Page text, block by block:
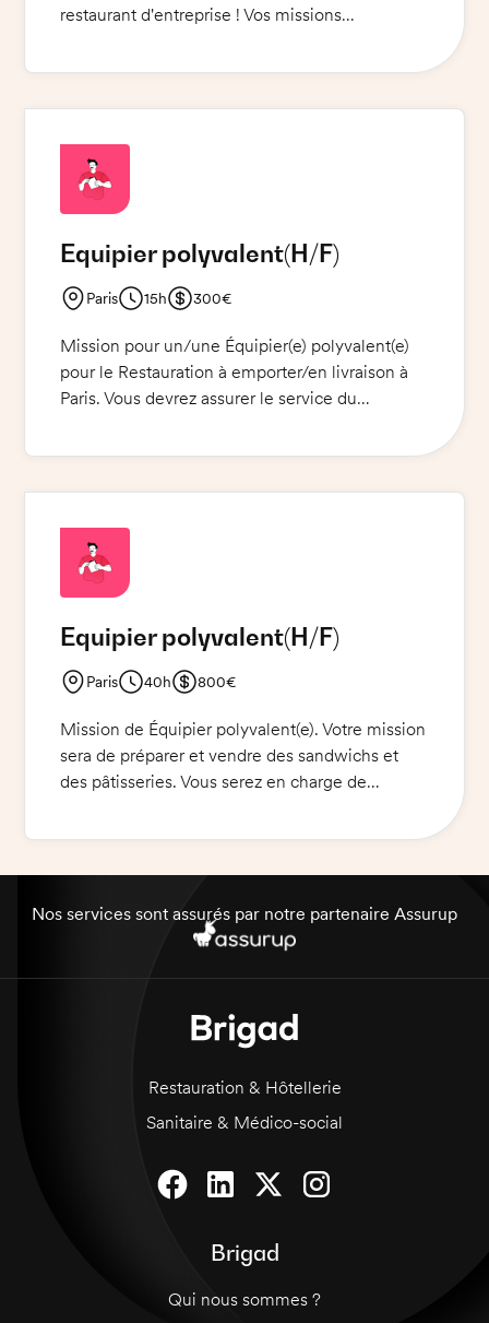
restaurant d'entreprise ! Vos missions
service le midi. Une bonne maîtrise de la
de qualité !
Equipier polyvalent(H/F)
Paris 15h 300€
Mission pour un/une Équipier(e) polyvalent(e)
pour le Restauration à emporter/en livraison à
Paris. Vous devrez assurer le service du
aurez en charge la mise en place, accompagner
cafétéria connectée.
Equipier polyvalent(H/F)
Paris 40h 800€
Mission de Équipier polyvalent(e). Votre mission
sera de préparer et vendre des sandwichs et
des pâtisseries. Vous serez en charge de
vente des produits, de l'entretien de la propreté
et de sécurité et veiller à la satisfaction des
Nos services sont assurés par notre partenaire Assurup
Restauration & Hôtellerie
Sanitaire & Médico-social
Brigad
Qui nous sommes ?